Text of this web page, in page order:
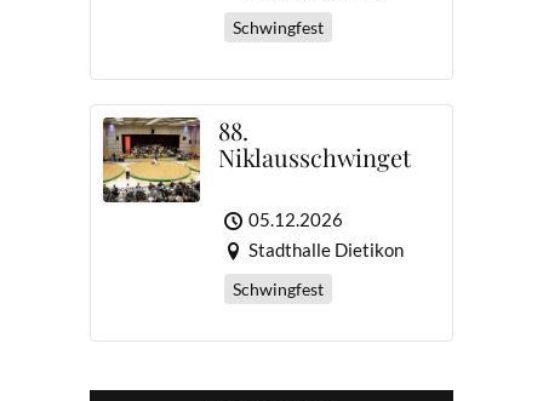
Schwingfest
88.
Niklausschwinget
05.12.2026
Stadthalle Dietikon
Schwingfest